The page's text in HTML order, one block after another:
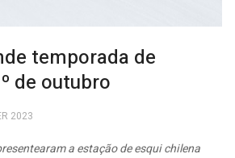
temporada de
de outubro
2023
a estação de esqui chilena